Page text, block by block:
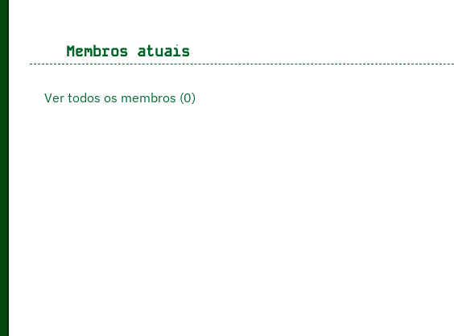
Membros atuais
Ver todos os membros (0)